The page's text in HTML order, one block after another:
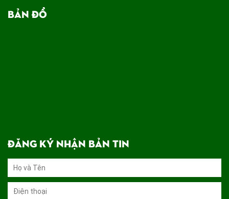
BẢN ĐỒ
ĐĂNG KÝ NHẬN BẢN TIN